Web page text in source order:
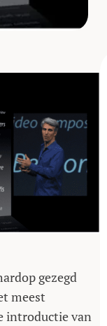
gezegd
meest
introductie van